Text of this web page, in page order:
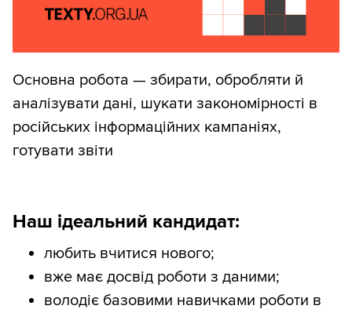
Основна робота — збирати, обробляти й
аналізувати дані, шукати закономірності в
російських інформаційних кампаніях,
готувати звіти
Наш ідеальний кандидат:
любить вчитися нового;
вже має досвід роботи з даними;
володіє базовими навичками роботи в